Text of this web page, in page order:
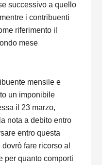
successivo a quello
i contribuenti
riferimento il
mese
mensile e
un imponibile
il 23 marzo,
nota a debito entro
entro questa
fare ricorso al
per quanto comporti